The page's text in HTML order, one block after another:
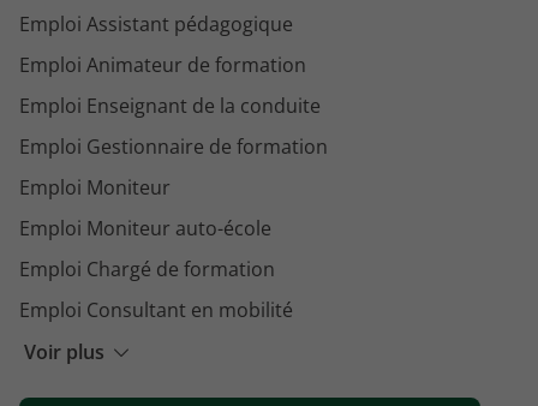
Voir plus
Emploi Assistant pédagogique
Emploi Animateur de formation
Emploi Enseignant de la conduite
Emploi Gestionnaire de formation
Emploi Moniteur
Emploi Moniteur auto-école
Emploi Chargé de formation
Emploi Consultant en mobilité
Emploi Chargé administration de l'alternance
Emploi Responsable de formation